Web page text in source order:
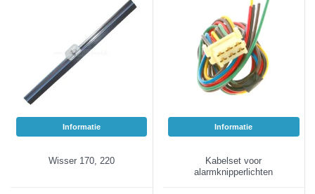
Informatie
Wisser 170, 220
Informatie
Kabelset voor
alarmknipperlichten